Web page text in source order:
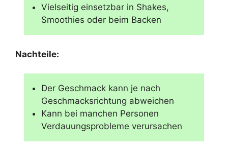
Vielseitig einsetzbar in Shakes,
Smoothies oder beim Backen
Nachteile:
Der Geschmack kann je nach
Geschmacksrichtung abweichen
Kann bei manchen Personen
Verdauungsprobleme verursachen